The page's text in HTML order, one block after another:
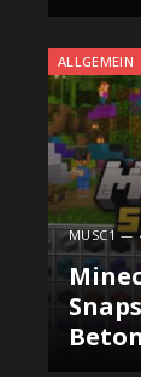
ALLGEMEIN
MUSC1